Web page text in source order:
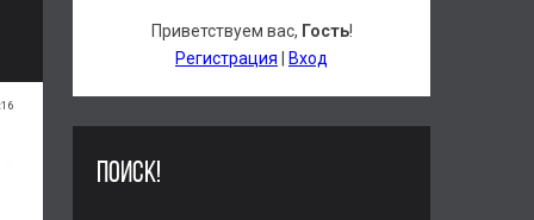
Приветствуем вас, Гость!
Регистрация
Вход
ПОИСК!